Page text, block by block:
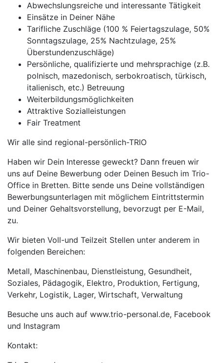
Abwechslungsreiche und interessante Tätigkeit
Einsätze in Deiner Nähe
Tarifliche Zuschläge (100 % Feiertagszulage, 50%
Sonntagszulage, 25% Nachtzulage, 25%
Überstundenzuschläge)
Persönliche, qualifizierte und mehrsprachige (z.B.
polnisch, mazedonisch, serbokroatisch, türkisch,
italienisch, etc.) Betreuung
Weiterbildungsmöglichkeiten
Attraktive Sozialleistungen
Fair Treatment
Wir alle sind regional-persönlich-TRIO
Haben wir Dein Interesse geweckt? Dann freuen wir
uns auf Deine Bewerbung oder Deinen Besuch im Trio-
Office in Bretten. Bitte sende uns Deine vollständigen
Bewerbungsunterlagen mit möglichem Eintrittstermin
und Deiner Gehaltsvorstellung, bevorzugt per E-Mail,
zu.
Wir bieten Voll-und Teilzeit Stellen unter anderem in
folgenden Bereichen:
Metall, Maschinenbau, Dienstleistung, Gesundheit,
Soziales, Pädagogik, Elektro, Produktion, Fertigung,
Verkehr, Logistik, Lager, Wirtschaft, Verwaltung
Besuche uns auch auf www.trio-personal.de, Facebook
und Instagram
Kontakt: